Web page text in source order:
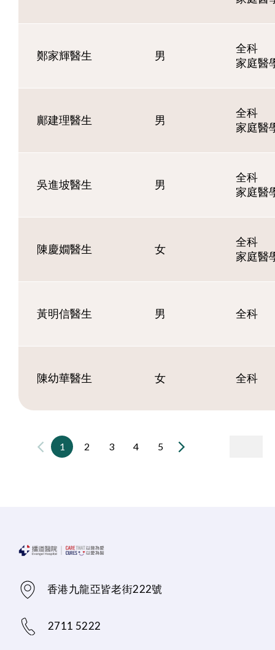
鄭家輝醫生 男
全科
家庭醫
鄺建理醫生 男
全科
家庭醫
吳進坡醫生 男
全科
家庭醫
陳慶嫺醫生 女
全科
家庭醫
黃明信醫生 男 全科
陳幼華醫生 女 全科
1 2 3 4 5
香港九龍亞皆老街222號
2711 5222